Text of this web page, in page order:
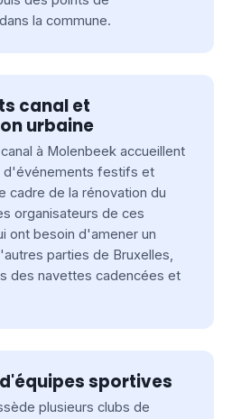
la commune.
canal et
urbaine
à Molenbeek accueillent
d'événements festifs et
cadre de la rénovation du
organisateurs de ces
ont besoin d'amener un
parties de Bruxelles,
des navettes cadencées et
sportives
plusieurs clubs de